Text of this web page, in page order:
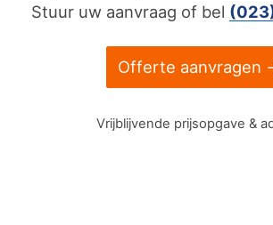
Stuur uw aanvraag of bel
Offerte aanvragen
Vrijblijvende prijsopgave &